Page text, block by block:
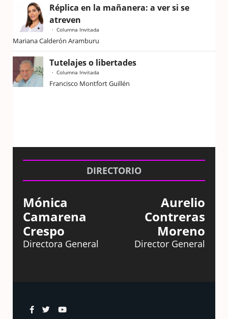
Réplica en la mañanera: a ver si se
atreven
Columna Invitada
Mariana Calderón Aramburu
Tutelajes o libertades
Columna Invitada
Francisco Montfort Guillén
DIRECTORIO
Mónica
Camarena
Crespo
Directora General
Aurelio
Contreras
Moreno
Director General